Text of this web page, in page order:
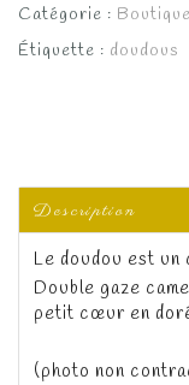
Catégorie : Boutique
Étiquette : doudous
Description
Le doudou est
Double gaze
petit cœur en
(photo non